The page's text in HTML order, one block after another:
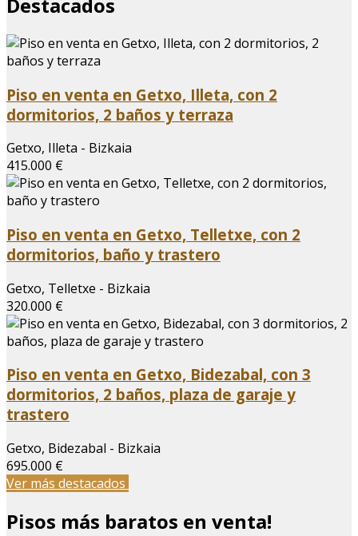
Piso en venta en Getxo, Illeta, con 2
dormitorios, 2 baños y terraza
Getxo, Illeta - Bizkaia
415.000 €
Piso en venta en Getxo, Telletxe, con 2
dormitorios, baño y trastero
Getxo, Telletxe - Bizkaia
320.000 €
Piso en venta en Getxo, Bidezabal, con 3
dormitorios, 2 baños, plaza de garaje y
trastero
Getxo, Bidezabal - Bizkaia
695.000 €
Ver más destacados
Pisos más baratos en venta!